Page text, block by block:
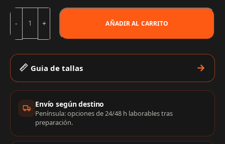
AÑADIR AL CARRITO
Guia de tallas
Información de compra
Envío según destino
Península: opciones de 24/48 h laborables tras
preparación.